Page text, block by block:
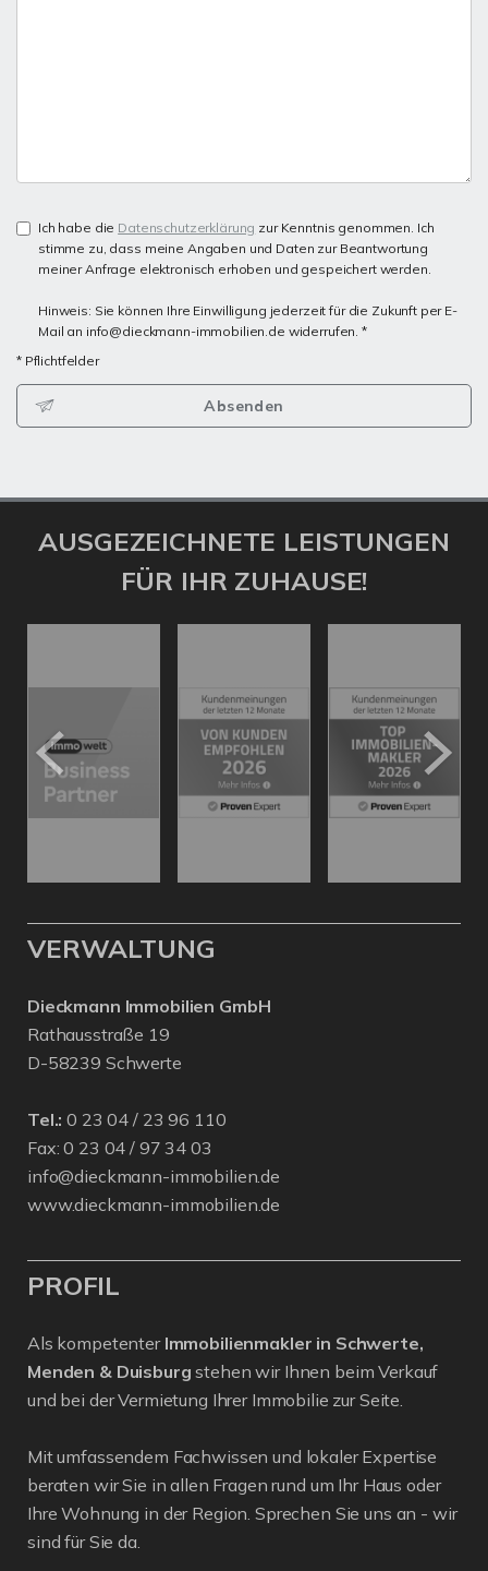
Ich habe die Datenschutzerklärung zur Kenntnis genommen. Ich
stimme zu, dass meine Angaben und Daten zur Beantwortung
meiner Anfrage elektronisch erhoben und gespeichert werden.
Hinweis: Sie können Ihre Einwilligung jederzeit für die Zukunft per E-
Mail an info@dieckmann-immobilien.de widerrufen. *
* Pflichtfelder
Absenden
AUSGEZEICHNETE LEISTUNGEN
FÜR IHR ZUHAUSE!
VERWALTUNG
Dieckmann Immobilien GmbH
Rathausstraße 19
D-58239 Schwerte
Tel.: 0 23 04 / 23 96 110
Fax: 0 23 04 / 97 34 03
info@dieckmann-immobilien.de
www.dieckmann-immobilien.de
PROFIL
Als kompetenter Immobilienmakler in Schwerte,
Menden & Duisburg stehen wir Ihnen beim Verkauf
und bei der Vermietung Ihrer Immobilie zur Seite.
Mit umfassendem Fachwissen und lokaler Expertise
beraten wir Sie in allen Fragen rund um Ihr Haus oder
Ihre Wohnung in der Region. Sprechen Sie uns an - wir
sind für Sie da.